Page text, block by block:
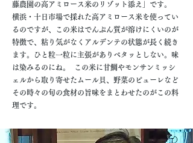
藤農園の高アミロース米のリゾット添え」です。
横浜・十日市場で採れた高アミロース米を使ってい
るのですが、この米はでんぷん質が溶けにくいのが
特徴で、粘り気がなくアルデンテの状態が長く続き
ます。ひと粒一粒に主張がありベタッとしない。味
は染みるのにね。 この米に甘鯛やモンサンミッシ
ェルから取り寄せたムール貝、野菜のピューレなど
その時々の旬の食材の旨味をまとわせたのがこの料
理です。